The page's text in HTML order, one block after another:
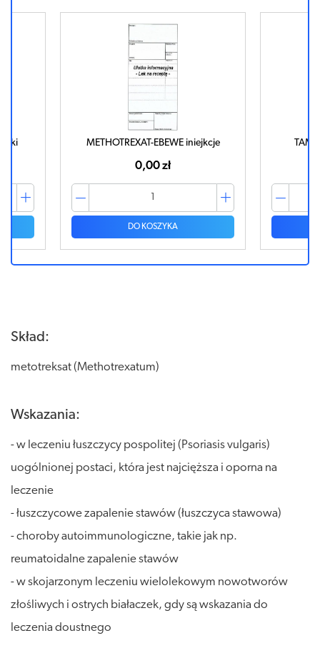
METHOTREXAT-EBEWE iniejkcje
0,00 zł
DO KOSZYKA
Skład:
metotreksat (Methotrexatum)
Wskazania:
- w leczeniu łuszczycy pospolitej (Psoriasis vulgaris)
uogólnionej postaci, która jest najcięższa i oporna na
leczenie
- łuszczycowe zapalenie stawów (łuszczyca stawowa)
- choroby autoimmunologiczne, takie jak np.
reumatoidalne zapalenie stawów
- w skojarzonym leczeniu wielolekowym nowotworów
złośliwych i ostrych białaczek, gdy są wskazania do
leczenia doustnego